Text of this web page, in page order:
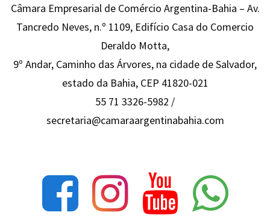
Câmara Empresarial de Comércio Argentina-Bahia – Av.
Tancredo Neves, n.º 1109, Edifício Casa do Comercio
Deraldo Motta,
9º Andar, Caminho das Árvores, na cidade de Salvador,
estado da Bahia, CEP 41820-021
55 71 3326-5982 /
secretaria@camaraargentinabahia.com